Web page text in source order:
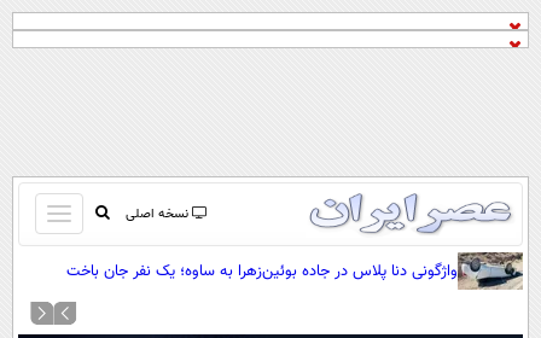
نسخه اصلی
باز
و
کردن
صفحه اول
آرشیو
واژگونی دنا پلاس در جاده بوئین‌زهرا به ساوه؛ یک نفر جان باخت